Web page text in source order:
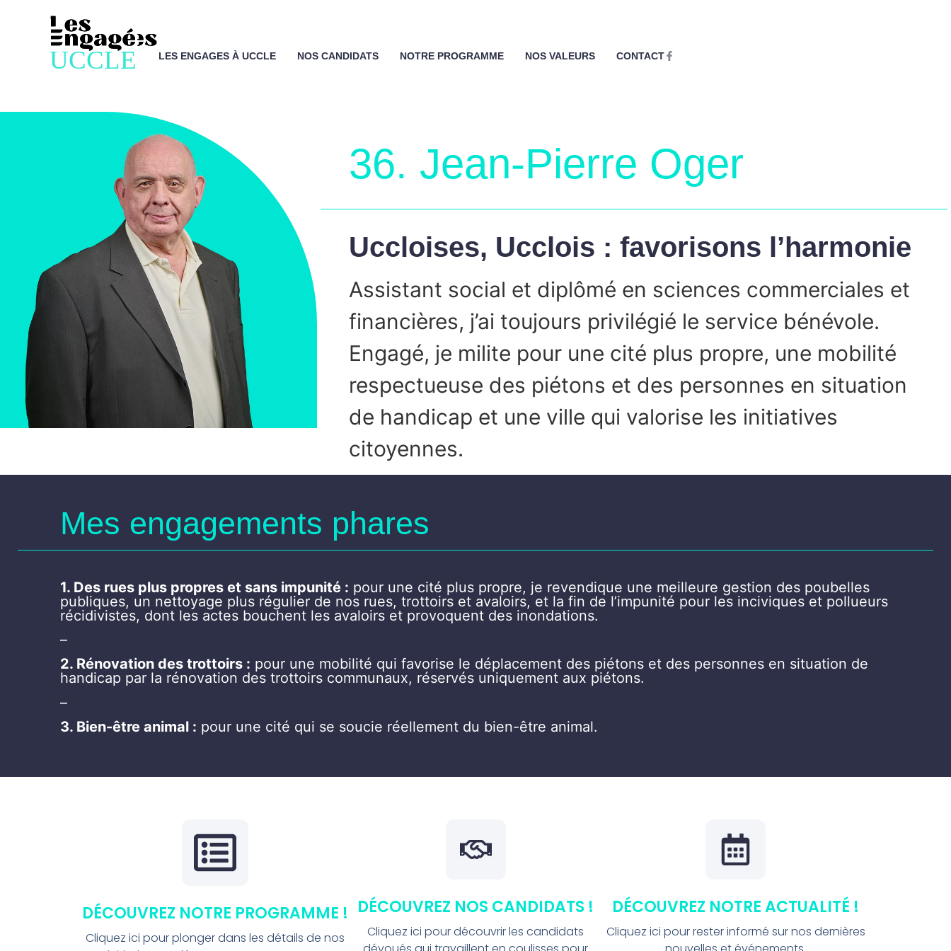
LES ENGAGES À UCCLE NOS CANDIDATS NOTRE PROGRAMME NOS VALEURS CONTACT
36. Jean-Pierre Oger
Uccloises, Ucclois : favorisons l’harmonie
Assistant social et diplômé en sciences commerciales et
financières, j’ai toujours privilégié le service bénévole.
Engagé, je milite pour une cité plus propre, une mobilité
respectueuse des piétons et des personnes en situation
de handicap et une ville qui valorise les initiatives
citoyennes.
Mes engagements phares
1. Des rues plus propres et sans impunité : pour une cité plus propre, je revendique une meilleure gestion des poubelles
publiques, un nettoyage plus régulier de nos rues, trottoirs et avaloirs, et la fin de l’impunité pour les inciviques et pollueurs
récidivistes, dont les actes bouchent les avaloirs et provoquent des inondations.
–
2. Rénovation des trottoirs : pour une mobilité qui favorise le déplacement des piétons et des personnes en situation de
handicap par la rénovation des trottoirs communaux, réservés uniquement aux piétons.
–
3. Bien-être animal : pour une cité qui se soucie réellement du bien-être animal.
DÉCOUVREZ NOTRE PROGRAMME !
Cliquez ici pour plonger dans les détails de nos
DÉCOUVREZ NOS CANDIDATS !
Cliquez ici pour découvrir les candidats
DÉCOUVREZ NOTRE ACTUALITÉ !
Cliquez ici pour rester informé sur nos dernières